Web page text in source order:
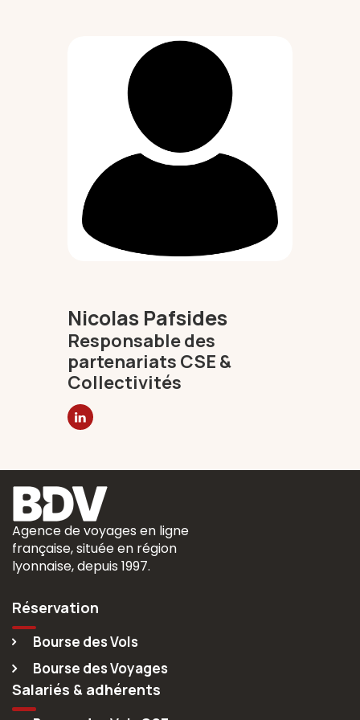
Voyages individuels
Voyages en groupes
CSE & Associations
Qui sommes-nous ?
Nicolas Pafsides
Responsable des
partenariats CSE &
Collectivités
Agence de voyages en ligne
française, située en région
lyonnaise, depuis 1997.
Réservation
Bourse des Vols
Bourse des Voyages
Salariés & adhérents